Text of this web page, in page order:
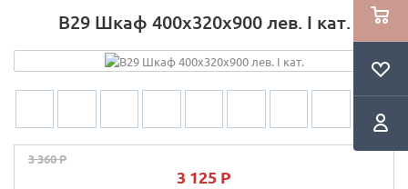
В29 Шкаф 400х320х900 лев. I кат.
3 360 P
3 125 P